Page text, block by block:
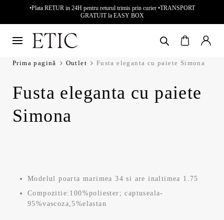
•Plata RETUR in 24H pentru returul trimis prin curier •TRANSPORT
GRATUIT la EASY BOX
Prima pagină Outlet Fusta eleganta cu paiete Simona
Fusta eleganta cu paiete
Simona
Modelul poarta marimea 34 si are inaltimea 1.75
Compozitie:100%poliester; captuseala-
95%vascoza,5%elastan